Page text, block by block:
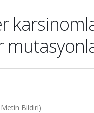
Bildiri)